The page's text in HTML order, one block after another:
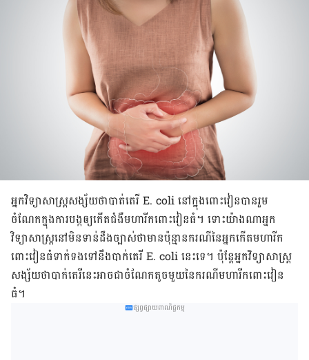
អ្នកវិទ្យាសាស្ត្រ​សង្ស័យថាបាត់តេរី E. coli នៅ​ក្នុង​ពោះ​វៀន​បាន​រួម
ចំណែក​ក្នុងការ​បង្ក​ឲ្យ​កើតជំងឺមហារីកពោះវៀនធំ។ ទោះយ៉ាងណាអ្នក
វិទ្យាសាស្រ្តនៅ​មិន​ទាន់​ដឹង​ច្បាស់​ថា​មាន​ប៉ុន្មាន​ករណី​នៃ​អ្នក​កើត​មហារីក​
ពោះវៀនធំ​​ទាក់ទង​ទៅ​នឹង​បាក់តេរីE. coliនេះទេ។ ប៉ុន្តែ​អ្នកវិទ្យាសាស្ត្រ​​
សង្ស័យ​ថា​បាក់តេរី​នេះ​អាច​ជា​ចំណែក​តូច​មួយ​នៃ​ករណី​មហារីក​ពោះវៀន
ធំ។
ផ្សព្វផ្សាយពាណិជ្ជកម្ម